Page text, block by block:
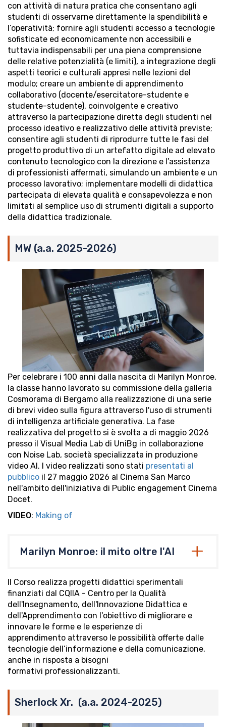
con attività di natura pratica che consentano agli
studenti di osservarne direttamente la spendibilità e
l’operatività; fornire agli studenti accesso a tecnologie
sofisticate ed economicamente non accessibili e
tuttavia indispensabili per una piena comprensione
delle relative potenzialità (e limiti), a integrazione degli
aspetti teorici e culturali appresi nelle lezioni del
modulo; creare un ambiente di apprendimento
collaborativo (docente/esercitatore-studente e
studente-studente), coinvolgente e creativo
attraverso la partecipazione diretta degli studenti nel
processo ideativo e realizzativo delle attività previste;
consentire agli studenti di riprodurre tutte le fasi del
progetto produttivo di un artefatto digitale ad elevato
contenuto tecnologico con la direzione e l’assistenza
di professionisti affermati, simulando un ambiente e un
processo lavorativo; implementare modelli di didattica
partecipata di elevata qualità e consapevolezza e non
limitati al semplice uso di strumenti digitali a supporto
della didattica tradizionale.
MW (a.a. 2025-2026)
Per celebrare i 100 anni dalla nascita di Marilyn Monroe,
la classe hanno lavorato su commissione della galleria
Cosmorama di Bergamo alla realizzazione di una serie
di brevi video sulla figura attraverso l'uso di strumenti
di intelligenza artificiale generativa. La fase
realizzativa del progetto si è svolta a di maggio 2026
presso il Visual Media Lab di UniBg in collaborazione
con Noise Lab, società specializzata in produzione
video AI. I video realizzati sono stati presentati al
pubblico il 27 maggio 2026 al Cinema San Marco
nell'ambito dell'iniziativa di Public engagement Cinema
Docet.
VIDEO: Making of
Marilyn Monroe: il mito oltre l'AI
Il Corso realizza progetti didattici sperimentali
finanziati dal CQIIA - Centro per la Qualità
dell'Insegnamento, dell'Innovazione Didattica e
dell'Apprendimento con l'obiettivo di migliorare e
innovare le forme e le esperienze di
apprendimento attraverso le possibilità offerte dalle
tecnologie dell’informazione e della comunicazione,
anche in risposta a bisogni
formativi professionalizzanti.
Sherlock Xr. (a.a. 2024-2025)